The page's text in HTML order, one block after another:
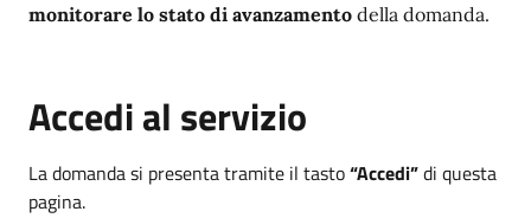
monitorare lo stato di avanzamento della domanda.
Accedi al servizio
La domanda si presenta tramite il tasto“Accedi”di questa
pagina.